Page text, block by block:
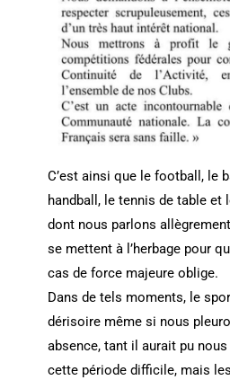
C’est ainsi que le football, le
handball, le tennis de table et
dont nous parlons
se mettent à l’herbage pour
cas de force majeure oblige.
Dans de tels moments, le
dérisoire même si nous
absence, tant il aurait pu nous
cette période difficile, mais